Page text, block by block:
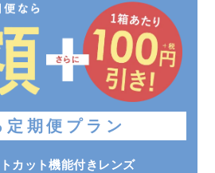
定期便プラン
カット機能付きレンズ